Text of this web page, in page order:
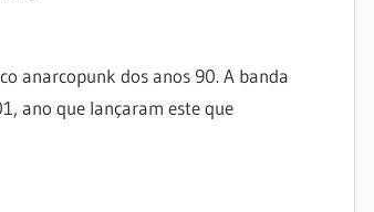
anarcopunk dos anos 90. A banda
ano que lançaram este que